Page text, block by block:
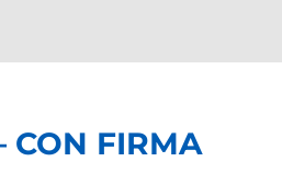
CON FIRMA